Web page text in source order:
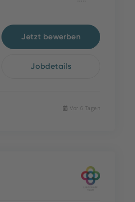
Jetzt bewerben
Jobdetails
Vor 6 Tagen